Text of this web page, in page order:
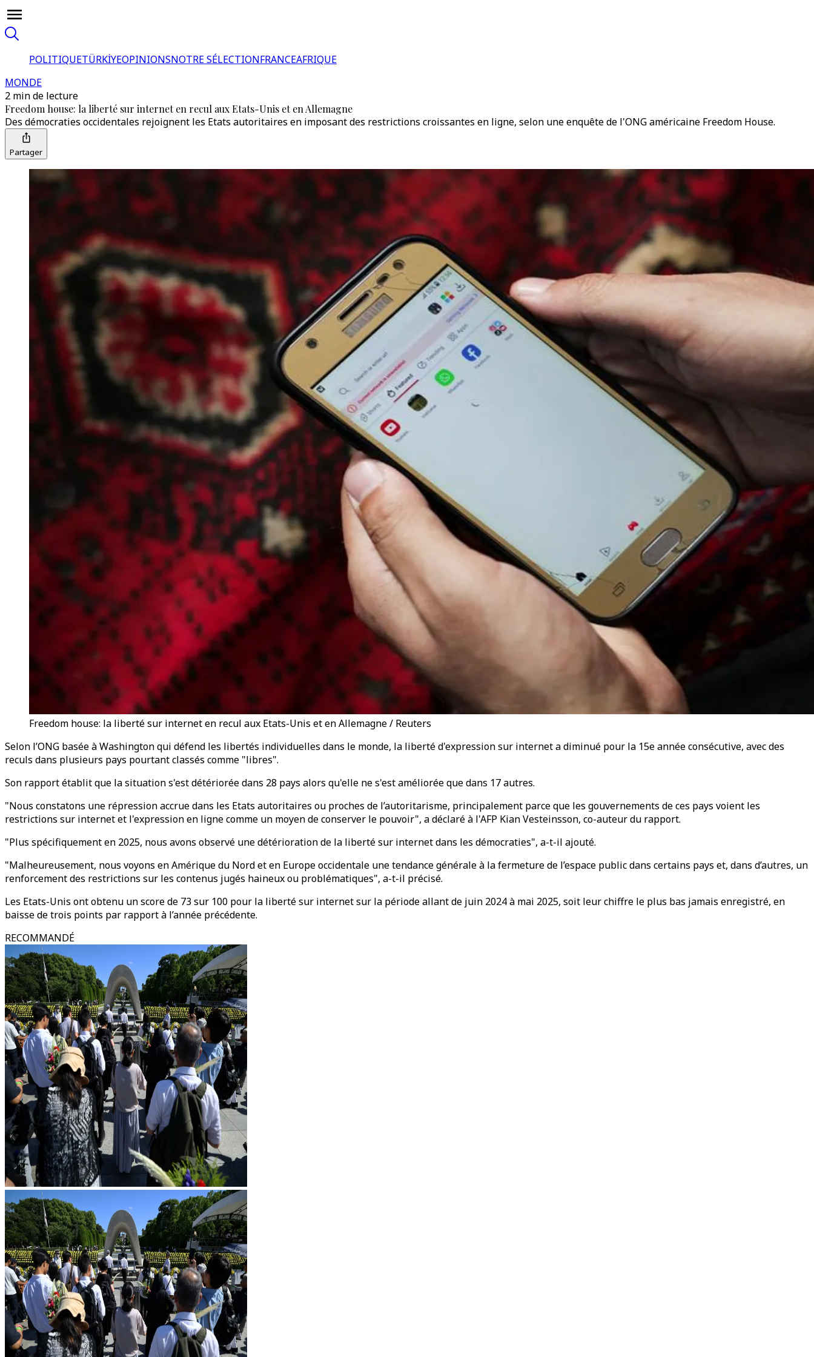
POLITIQUETÜRKİYEOPINIONSNOTRE SÉLECTIONFRANCEAFRIQUE
MONDE
2 min de lecture
Freedom house: la liberté sur internet en recul aux Etats-Unis et en Allemagne
Des démocraties occidentales rejoignent les Etats autoritaires en imposant des restrictions croissantes en ligne, selon une enquête de l'ONG américaine Freedom House.
Partager
Freedom house: la liberté sur internet en recul aux Etats-Unis et en Allemagne / Reuters
Selon l’ONG basée à Washington qui défend les libertés individuelles dans le monde, la liberté d'expression sur internet a diminué pour la 15e année consécutive, avec des
reculs dans plusieurs pays pourtant classés comme "libres".
Son rapport établit que la situation s'est détériorée dans 28 pays alors qu'elle ne s'est améliorée que dans 17 autres.
"Nous constatons une répression accrue dans les Etats autoritaires ou proches de l’autoritarisme, principalement parce que les gouvernements de ces pays voient les
restrictions sur internet et l'expression en ligne comme un moyen de conserver le pouvoir", a déclaré à l'AFP Kian Vesteinsson, co-auteur du rapport.
"Plus spécifiquement en 2025, nous avons observé une détérioration de la liberté sur internet dans les démocraties", a-t-il ajouté.
"Malheureusement, nous voyons en Amérique du Nord et en Europe occidentale une tendance générale à la fermeture de l’espace public dans certains pays et, dans d’autres, un
renforcement des restrictions sur les contenus jugés haineux ou problématiques", a-t-il précisé.
Les Etats-Unis ont obtenu un score de 73 sur 100 pour la liberté sur internet sur la période allant de juin 2024 à mai 2025, soit leur chiffre le plus bas jamais enregistré, en
baisse de trois points par rapport à l’année précédente.
RECOMMANDÉ